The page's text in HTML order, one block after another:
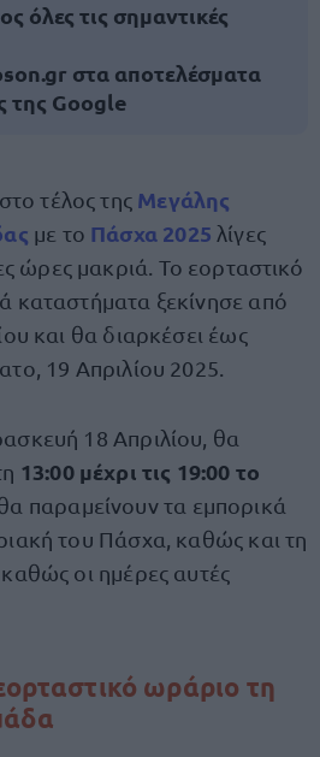
όλες τις σημαντικές
στα αποτελέσματα
της Google
τέλος της Μεγάλης
με το Πάσχα 2025 λίγες
ώρες μακριά. Το εορταστικό
καταστήματα ξεκίνησε από
και θα διαρκέσει έως
19 Απριλίου 2025.
18 Απριλίου, θα
13:00 μέχρι τις 19:00 το
παραμείνουν τα εμπορικά
του Πάσχα, καθώς και τη
οι ημέρες αυτές
ωράριο τη